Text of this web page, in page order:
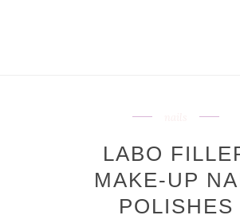
LABO
MAKE-UP
POLISHES